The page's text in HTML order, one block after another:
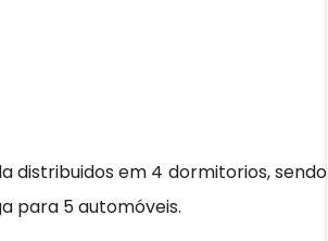
distribuidos em 4 dormitorios, sendo
para 5 automóveis.